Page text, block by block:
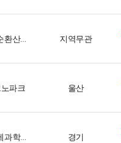
한국자원순환산업인증원 지역무관
파크 울산
경기도경제과학진흥원 경기